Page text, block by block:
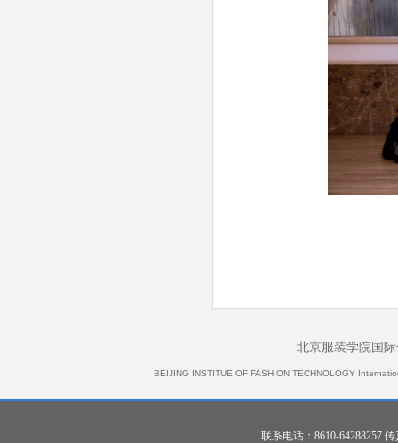
北京服装学院国
BEIJING INSTITUE OF FASHION TECHNOLOGY
联系电话：8610-64288257